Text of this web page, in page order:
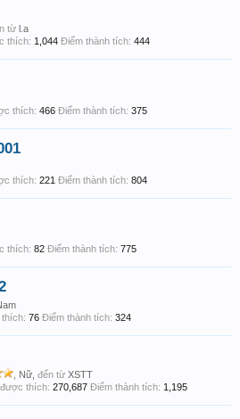
từ l.a
thích: 1,044 Điểm thành tích: 444
thích: 466 Điểm thành tích: 375
thích: 221 Điểm thành tích: 804
thích: 82 Điểm thành tích: 775
76 Điểm thành tích: 324
, Nữ, đến từ XSTT
thích: 270,687 Điểm thành tích: 1,195